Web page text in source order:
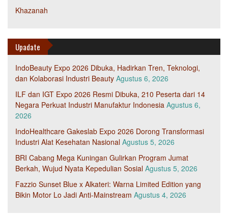
Khazanah
Upadate
IndoBeauty Expo 2026 Dibuka, Hadirkan Tren, Teknologi,
dan Kolaborasi Industri Beauty Agustus 6, 2026
ILF dan IGT Expo 2026 Resmi Dibuka, 210 Peserta dari 14
Negara Perkuat Industri Manufaktur Indonesia Agustus 6,
2026
IndoHealthcare Gakeslab Expo 2026 Dorong Transformasi
Industri Alat Kesehatan Nasional Agustus 5, 2026
BRI Cabang Mega Kuningan Gulirkan Program Jumat
Berkah, Wujud Nyata Kepedulian Sosial Agustus 5, 2026
Fazzio Sunset Blue x Alkateri: Warna Limited Edition yang
Bikin Motor Lo Jadi Anti-Mainstream Agustus 4, 2026